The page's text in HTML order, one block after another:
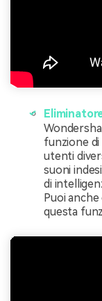
funzione di
utenti
suoni
di
Puoi
questa